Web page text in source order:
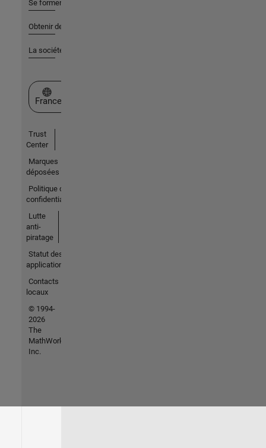
Se former
Obtenir de l'aide
La société
Sélectionner un site web
France
Trust
Center
Marques
déposées
Politique de
confidentialité
Lutte
anti-
piratage
Statut des
applications
Contacts
locaux
© 1994-
2026
The
MathWorks,
Inc.